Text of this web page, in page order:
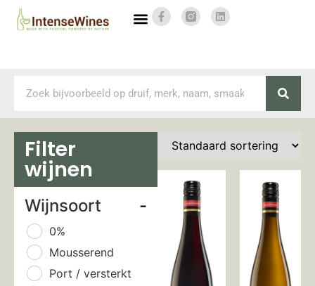
Filter
wijnen
Wijnsoort -
0%
Mousserend
Port / versterkt